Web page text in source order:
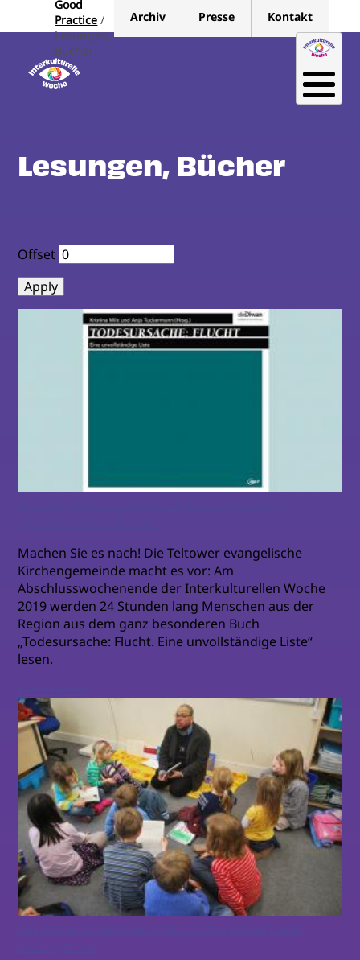
Good
Practice
Lesungen,
Bücher
Archiv Presse Kontakt
Lesungen, Bücher
Offset
Machen Sie es nach! Die Teltower evangelische
Kirchengemeinde macht es vor: Am
Abschlusswochenende der Interkulturellen Woche
2019 werden 24 Stunden lang Menschen aus der
Region aus dem ganz besonderen Buch
„Todesursache: Flucht. Eine unvollständige Liste“
lesen.